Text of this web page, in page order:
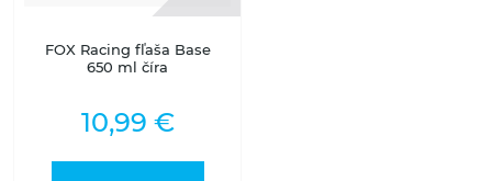
FOX Racing fľaša Base
650 ml číra
10,99 €